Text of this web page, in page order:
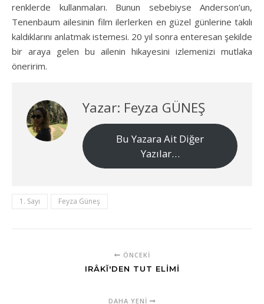
renklerde kullanmaları. Bunun sebebiyse Anderson’un,
Tenenbaum ailesinin film ilerlerken en güzel günlerine takılı
kaldıklarını anlatmak istemesi. 20 yıl sonra enteresan şekilde
bir araya gelen bu ailenin hikayesini izlemenizi mutlaka
öneririm.
Yazar: Feyza GÜNEŞ
Bu Yazara Ait Diğer
Yazılar…
1. Sayı Feyza Güneş
ÖNCEKI
IRÂKĪ'DEN TUT ELIMI
DAHA YENI